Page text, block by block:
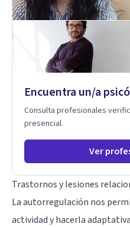
Encuentra un/a
Consulta profesionales
presencial.
Ver
Trastornos y lesiones
La autorregulación nos
actividad y hacerla